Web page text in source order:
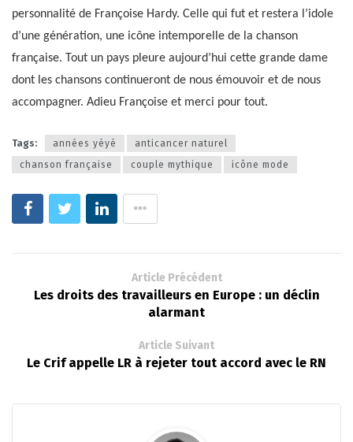
personnalité de Françoise Hardy. Celle qui fut et restera l’idole
d’une génération, une icône intemporelle de la chanson
française. Tout un pays pleure aujourd’hui cette grande dame
dont les chansons continueront de nous émouvoir et de nous
accompagner. Adieu Françoise et merci pour tout.
Tags: années yéyé
anticancer naturel
chanson française
couple mythique icône mode
Article Précédent
Les droits des travailleurs en Europe : un déclin
alarmant
Article Suivant
Le Crif appelle LR à rejeter tout accord avec le RN